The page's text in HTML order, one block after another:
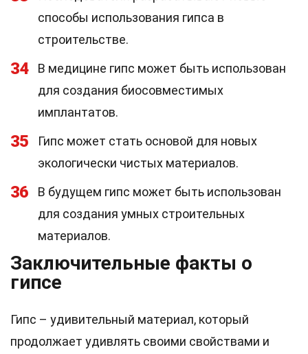
способы использования гипса в
строительстве.
34
В медицине гипс может быть использован
для создания биосовместимых
имплантатов.
35
Гипс может стать основой для новых
экологически чистых материалов.
36
В будущем гипс может быть использован
для создания умных строительных
материалов.
Заключительные факты о
гипсе
Гипс – удивительный материал, который
продолжает удивлять своими свойствами и